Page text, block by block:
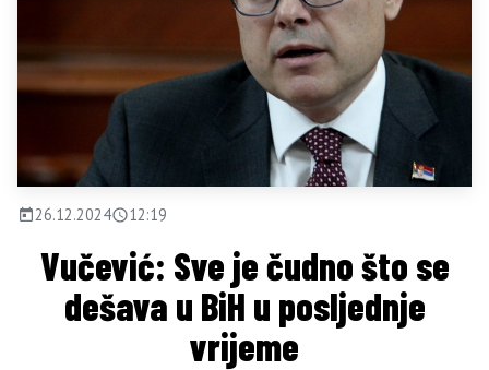
26.12.2024 12:19
Vučević: Sve je čudno što se
dešava u BiH u posljednje
vrijeme